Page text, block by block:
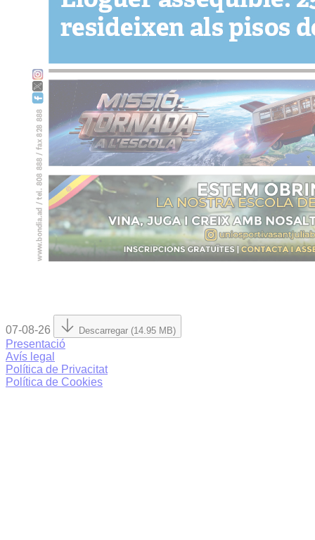
07-08-26 Descarregar (14.95 MB)
Presentació
Avís legal
Política de Privacitat
Política de Cookies